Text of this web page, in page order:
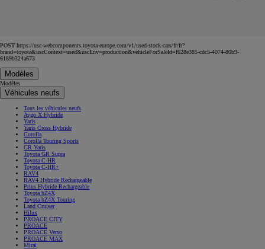
POST https://usc-webcomponents.toyota-europe.com/v1/used-stock-cars/fr/fr?
brand=toyota&uscContext=used&uscEnv=production&vehicleForSaleId=f628e385-cdc5-4074-80b9-
6189b324a673
Modèles
Modèles
Véhicules neufs
Tous les véhicules neufs
Aygo X Hybride
Yaris
Yaris Cross Hybride
Corolla
Corolla Touring Sports
GR Yaris
Toyota GR Supra
Toyota C-HR
Toyota C-HR+
RAV4
RAV4 Hybride Rechargeable
Prius Hybride Rechargeable
Toyota bZ4X
Toyota bZ4X Touring
Land Cruiser
Hilux
PROACE CITY
PROACE
PROACE Verso
PROACE MAX
Mirai